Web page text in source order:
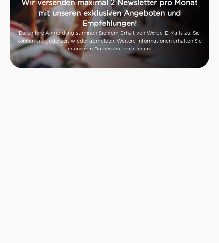
Wir versenden maximal 2 Newsletter pro Monat
mit unseren exklusiven Angeboten und
Empfehlungen!
Durch Ihre Anmeldung stimmen Sie dem Erhalt von Werbe-E-Mails zu. Sie
können sich jederzeit wieder abmelden. Weitere Informationen erhalten Sie
in unseren Datenschutzrichtlinien